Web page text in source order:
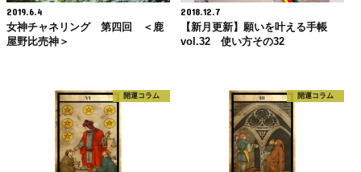
2019.6.4
女神チャネリング 第四回 ＜鹿
屋野比売神＞
2018.12.7
【新月更新】願いを叶える手帳
vol.32 使い方その32
開運コラム 開運コラム